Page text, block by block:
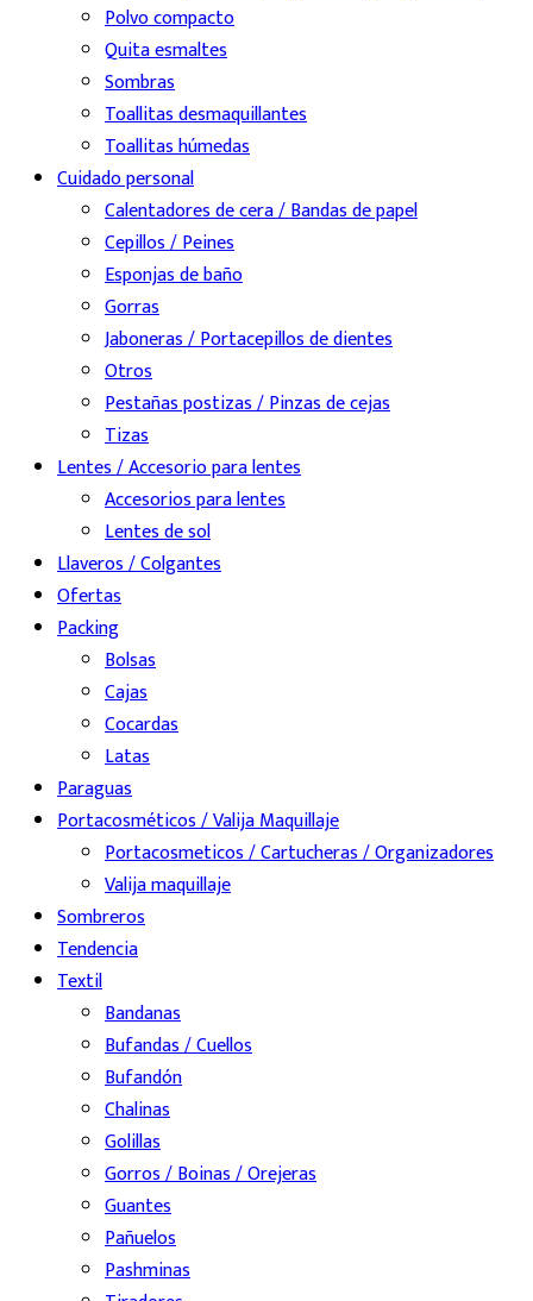
Polvo compacto
Quita esmaltes
Sombras
Toallitas desmaquillantes
Toallitas húmedas
Cuidado personal
Calentadores de cera / Bandas de papel
Cepillos / Peines
Esponjas de baño
Gorras
Jaboneras / Portacepillos de dientes
Otros
Pestañas postizas / Pinzas de cejas
Tizas
Lentes / Accesorio para lentes
Accesorios para lentes
Lentes de sol
Llaveros / Colgantes
Ofertas
Packing
Bolsas
Cajas
Cocardas
Latas
Paraguas
Portacosméticos / Valija Maquillaje
Portacosmeticos / Cartucheras / Organizadores
Valija maquillaje
Sombreros
Tendencia
Textil
Bandanas
Bufandas / Cuellos
Bufandón
Chalinas
Golillas
Gorros / Boinas / Orejeras
Guantes
Pañuelos
Pashminas